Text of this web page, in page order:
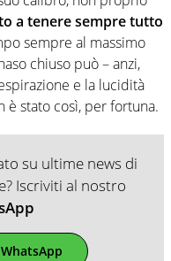
a tenere sempre tutto
sempre al massimo
chiuso può – anzi,
e la lucidità
è stato così, per fortuna.
su ultime news di
Iscriviti al nostro